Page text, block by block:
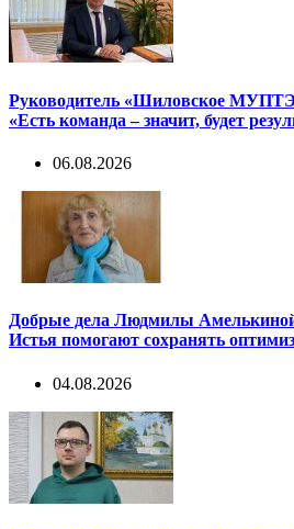
Руководитель «Шиловское
«Есть команда – значит, будет
06.08.2026
Добрые дела Людмилы
Истья помогают сохранять
04.08.2026